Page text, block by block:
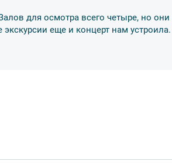
Ответственность за
возлагается на
возместить полную
для осмотра всего четыре, но
еще и концерт нам